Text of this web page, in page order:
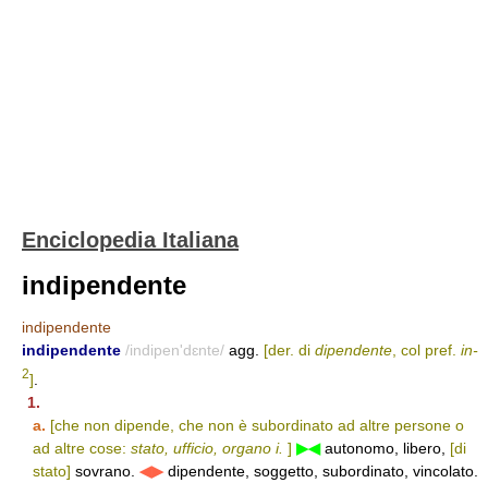
Enciclopedia Italiana
indipendente
indipendente
indipendente /indipen'dɛnte/ agg. [der. di dipendente , col pref. in-
2]
1.
a. [che non dipende, che non è subordinato ad altre persone o
ad altre cose: stato, ufficio, organo i. ] ▶◀autonomo, libero, [di
stato] sovrano. ◀▶dipendente, soggetto, subordinato, vincolato.